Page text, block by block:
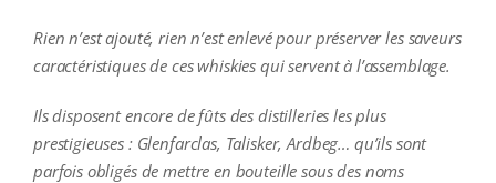
Rien n’est ajouté, rien n’est enlevé pour préserver les saveurs
caractéristiques de ces whiskies qui servent à l’assemblage.
Ils disposent encore de fûts des distilleries les plus
prestigieuses : Glenfarclas, Talisker, Ardbeg… qu’ils sont
parfois obligés de mettre en bouteille sous des noms